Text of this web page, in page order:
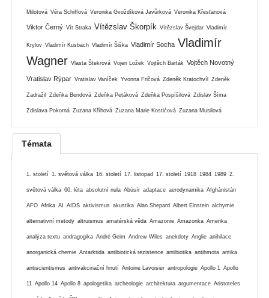
Milotová Věra Schiffová Veronika Gvoždíková Javůrková Veronika Křesťanová
Viktor Černý Vít Straka Vítězslav Škorpík Vítězslav Švejdar Vladimír
Krylov Vladimír Kusbach Vladimír Šiška Vladimír Socha Vladimír
Wagner Vlasta Štekrová Vojen Ložek Vojtěch Barták Vojtěch Novotný
Vratislav Rýpar Vratislav Vaníček Yvonna Fričová Zdeněk Kratochvíl Zdeněk
Zadražil Zdeňka Bendová Zdeňka Petáková Zdeňka Pospíšilová Zdislav Šíma
Zdislava Pokorná Zuzana Kříhová Zuzana Marie Kostićová Zuzana Musilová
Témata
1. století 1. světová válka 16. století 17. listopad 17. století 1918 1984 1989 2.
světová válka 60. léta absolutní nula Abúsír adaptace aerodynamika Afghánistán
AFO Afrika AI AIDS aktivismus akustika Alan Shepard Albert Einstein alchymie
alternativní metody altruismus amatérská věda Amazonie Amazonka Amerika
analýza textu andragogika André Geim Andrew Wiles anekdoty Anglie anihilace
anorganická chemie Antarktida antibiotická rezistence antibiotika antihmota antika
antiscientismus antivakcinační hnutí Antoine Lavoisier antropologie Apollo 1 Apollo
11 Apollo 14 Apollo 8 apologetika archeologie architektura argumentace Aristoteles